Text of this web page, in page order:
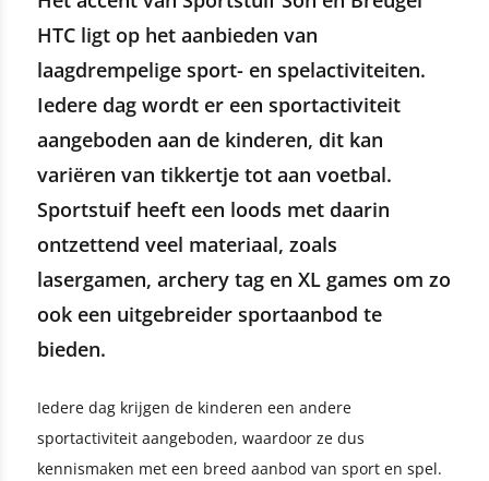
HTC ligt op het aanbieden van
laagdrempelige sport- en spelactiviteiten.
Iedere dag wordt er een sportactiviteit
aangeboden aan de kinderen, dit kan
variëren van tikkertje tot aan voetbal.
Sportstuif heeft een loods met daarin
ontzettend veel materiaal, zoals
lasergamen, archery tag en XL games om zo
ook een uitgebreider sportaanbod te
bieden.
Iedere dag krijgen de kinderen een andere
sportactiviteit aangeboden, waardoor ze dus
kennismaken met een breed aanbod van sport en spel.